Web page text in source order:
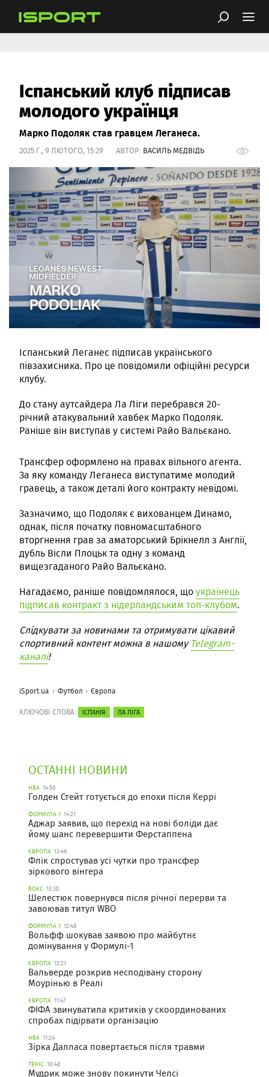
Іспанський клуб підписав
молодого українця
Марко Подоляк став гравцем Леганеса.
2025 Г., 9 ЛЮТОГО, 15:29 АВТОР: ВАСИЛЬ МЕДВІДЬ
Іспанський Леганес підписав українського
півзахисника. Про це повідомили офіційні ресурси
клубу.
До стану аутсайдера Ла Ліги перебрався 20-
річний атакувальний хавбек Марко Подоляк.
Раніше він виступав у системі Райо Вальєкано.
Трансфер оформлено на правах вільного агента.
За яку команду Леганеса виступатиме молодий
гравець, а також деталі його контракту невідомі.
Зазначимо, що Подоляк є вихованцем Динамо,
однак, після початку повномасштабного
вторгнення грав за аматорський Брікнелл з Англії,
дубль Вісли Плоцьк та одну з команд
вищезгаданого Райо Вальєкано.
Нагадаємо, раніше повідомлялося, щоукраїнець
підписав контракт з нідерландським топ-клубом.
Слідкувати за новинами та отримувати цікавий
спортивний контент можна в нашомуTelegram-
каналі!
iSport.ua Футбол Європа
КЛЮЧОВІ СЛОВА: ІСПАНІЯ ЛА ЛІГА
ОСТАННІ НОВИНИ
НБА 14:50
Голден Стейт готується до епохи після Керрі
ФОРМУЛА 1 14:21
Аджар заявив, що перехід на нові боліди дає
йому шанс перевершити Ферстаппена
ЄВРОПА 13:46
Флік спростував усі чутки про трансфер
зіркового вінгера
БОКС 13:30
Шелестюк повернувся після річної перерви та
завоював титул WBO
ФОРМУЛА 1 12:48
Вольфф шокував заявою про майбутнє
домінування у Формулі-1
ЄВРОПА 12:21
Вальверде розкрив несподівану сторону
Моурінью в Реалі
ЄВРОПА 11:47
ФІФА звинуватила критиків у скоординованих
спробах підірвати організацію
НБА 11:24
Зірка Далласа повертається після травми
ТЕНІС 10:48
Мудрик може знову покинути Челсі